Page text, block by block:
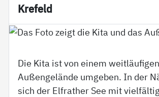
Kre­feld
Die Kita ist von einem weitläufigen
Außengelände umgeben. In der
sich der Elfrather See mit